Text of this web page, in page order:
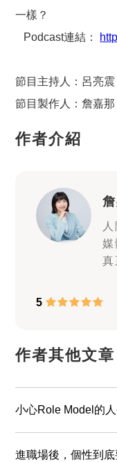
一樣？
Podcast連結：
節目主持人：呂亮震
節目製作人：詹嘉那
作者介紹
真
5
作者其他文章
小心Role Model的人
進職場後，個性到底